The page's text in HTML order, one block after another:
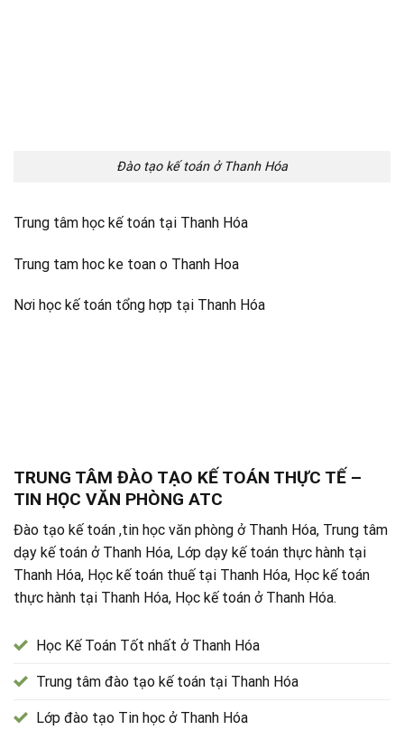
Đào tạo kế toán ở Thanh Hóa
Trung tâm học kế toán tại Thanh Hóa
Trung tam hoc ke toan o Thanh Hoa
Nơi học kế toán tổng hợp tại Thanh Hóa
TRUNG TÂM ĐÀO TẠO KẾ TOÁN THỰC TẾ –
TIN HỌC VĂN PHÒNG ATC
Đào tạo kế toán ,tin học văn phòng ở Thanh Hóa, Trung tâm
dạy kế toán ở Thanh Hóa, Lớp dạy kế toán thực hành tại
Thanh Hóa, Học kế toán thuế tại Thanh Hóa, Học kế toán
thực hành tại Thanh Hóa, Học kế toán ở Thanh Hóa.
Học Kế Toán Tốt nhất ở Thanh Hóa
Trung tâm đào tạo kế toán tại Thanh Hóa
Lớp đào tạo Tin học ở Thanh Hóa